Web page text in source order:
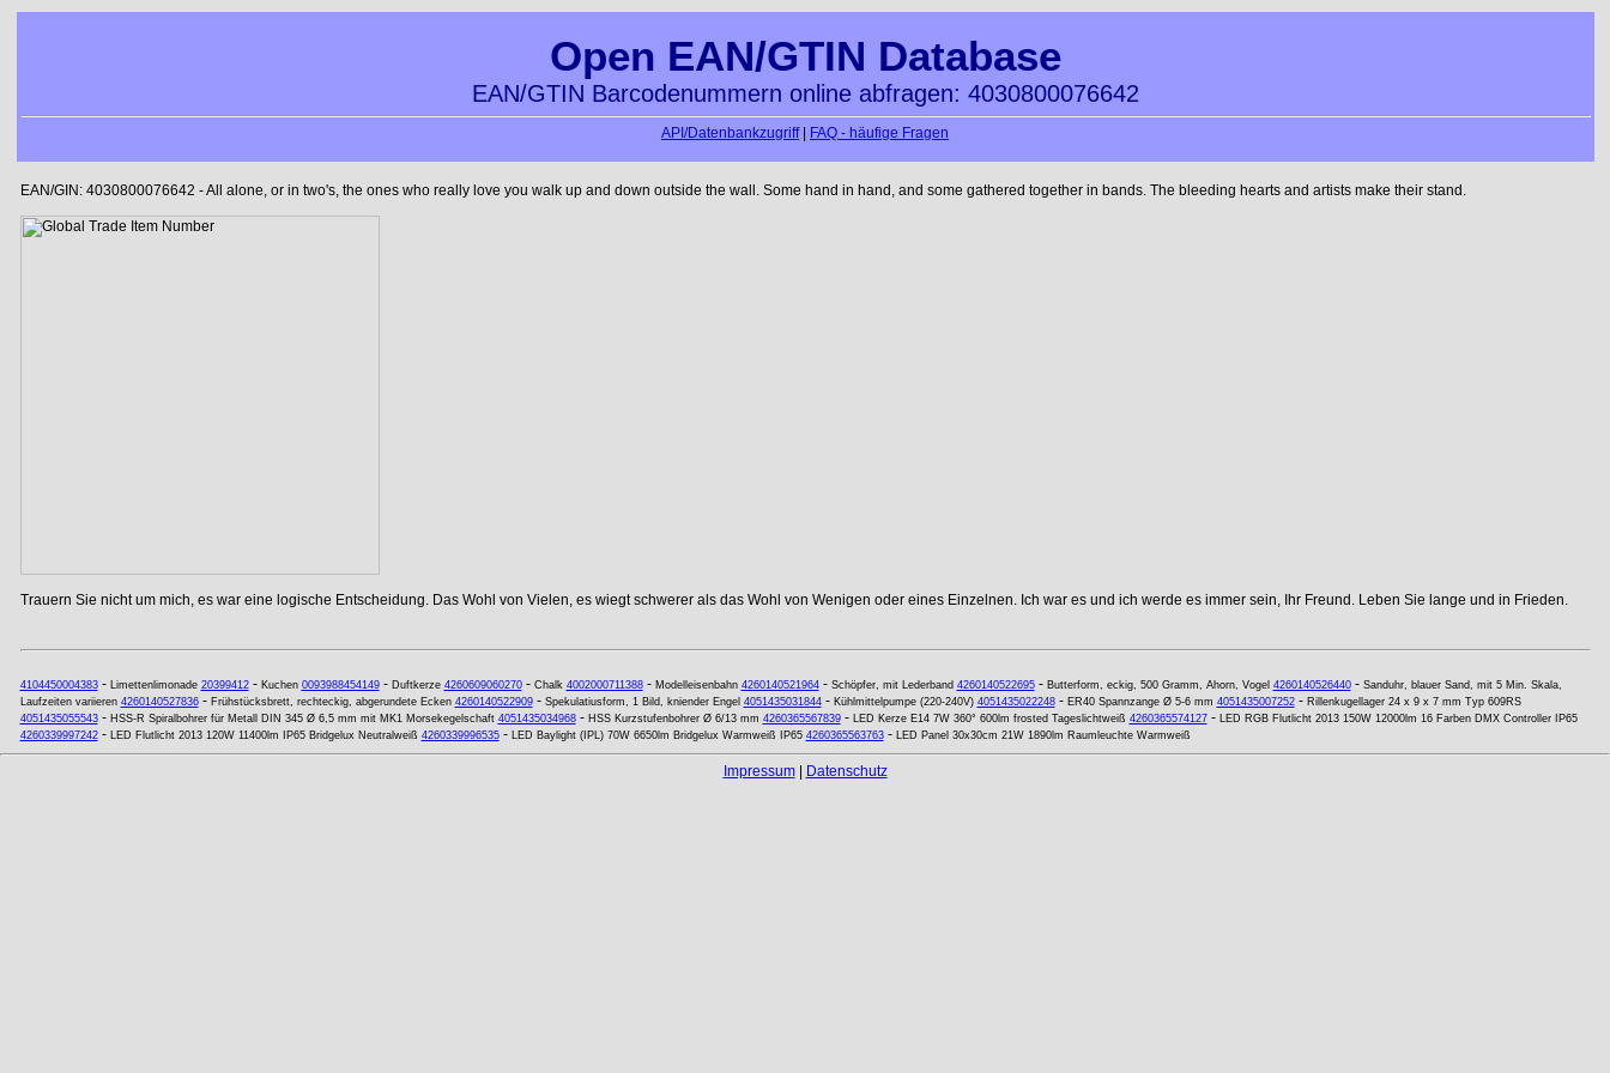
Open EAN/GTIN Database
EAN/GTIN Barcodenummern online abfragen: 4030800076642
API/Datenbankzugriff| FAQ - häufige Fragen
EAN/GIN: 4030800076642 - All alone, or in two's, the ones who really love you walk up and down outside the wall. Some hand in hand, and some gathered together in bands. The bleeding hearts and artists make their stand.
Trauern Sie nicht um mich, es war eine logische Entscheidung. Das Wohl von Vielen, es wiegt schwerer als das Wohl von Wenigen oder eines Einzelnen. Ich war es und ich werde es immer sein, Ihr Freund. Leben Sie lange und in Frieden.
4104450004383- Limettenlimonade 20399412- Kuchen 0093988454149- Duftkerze 4260609060270- Chalk 4002000711388- Modelleisenbahn 4260140521964- Schöpfer, mit Lederband 4260140522695- Butterform, eckig, 500 Gramm, Ahorn, Vogel 4260140526440- Sanduhr, blauer Sand, mit 5 Min. Skala,
Laufzeiten variieren 4260140527836- Frühstücksbrett, rechteckig, abgerundete Ecken 4260140522909- Spekulatiusform, 1 Bild, kniender Engel 4051435031844- Kühlmittelpumpe (220-240V) 4051435022248- ER40 Spannzange Ø 5-6 mm 4051435007252- Rillenkugellager 24 x 9 x 7 mm Typ 609RS
4051435055543- HSS-R Spiralbohrer für Metall DIN 345 Ø 6,5 mm mit MK1 Morsekegelschaft 4051435034968- HSS Kurzstufenbohrer Ø 6/13 mm 4260365567839- LED Kerze E14 7W 360° 600lm frosted Tageslichtweiß 4260365574127- LED RGB Flutlicht 2013 150W 12000lm 16 Farben DMX Controller IP65
4260339997242- LED Flutlicht 2013 120W 11400lm IP65 Bridgelux Neutralweiß 4260339996535- LED Baylight (IPL) 70W 6650lm Bridgelux Warmweiß IP65 4260365563763- LED Panel 30x30cm 21W 1890lm Raumleuchte Warmweiß
Impressum| Datenschutz